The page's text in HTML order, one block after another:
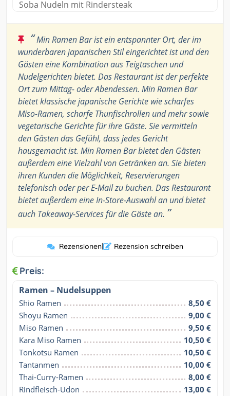
Soba Nudeln mit Rindersteak
“Min Ramen Bar ist ein entspannter Ort, der im
wunderbaren japanischen Stil eingerichtet ist und den
Gästen eine Kombination aus Teigtaschen und
Nudelgerichten bietet. Das Restaurant ist der perfekte
Ort zum Mittag- oder Abendessen. Min Ramen Bar
bietet klassische japanische Gerichte wie scharfes
Miso-Ramen, scharfe Thunfischrollen und mehr sowie
vegetarische Gerichte für ihre Gäste. Sie vermitteln
den Gästen das Gefühl, dass jedes Gericht
hausgemacht ist. Min Ramen Bar bietet den Gästen
außerdem eine Vielzahl von Getränken an. Sie bieten
ihren Kunden die Möglichkeit, Reservierungen
telefonisch oder per E-Mail zu buchen. Das Restaurant
bietet außerdem eine In-Store-Auswahl an und bietet
auch Takeaway-Services für die Gäste an. ”
Rezensionen| Rezension schreiben
Preis:
Ramen – Nudelsuppen
Shio Ramen
8,50 €
Shoyu Ramen
9,00 €
Miso Ramen
9,50 €
Kara Miso Ramen
10,50 €
Tonkotsu Ramen
10,50 €
Tantanmen
10,00 €
Thai-Curry-Ramen
8,00 €
Rindfleisch-Udon
13,00 €